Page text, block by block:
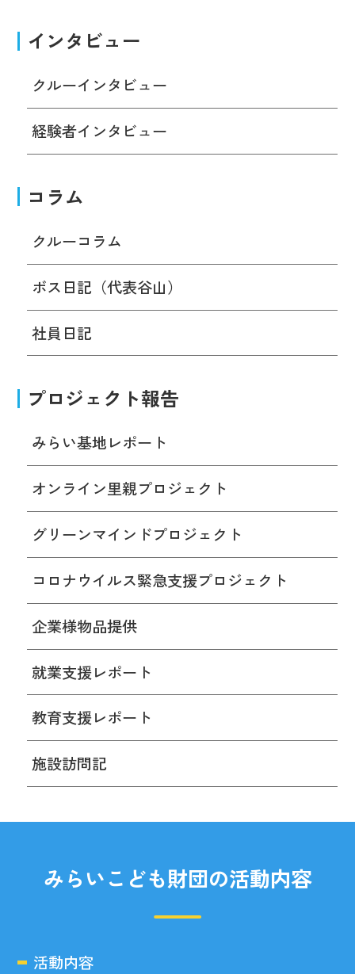
インタビュー
クルーインタビュー
経験者インタビュー
コラム
クルーコラム
ボス日記（代表谷山）
社員日記
プロジェクト報告
みらい基地レポート
オンライン里親プロジェクト
グリーンマインドプロジェクト
コロナウイルス緊急支援プロジェクト
企業様物品提供
就業支援レポート
教育支援レポート
施設訪問記
みらいこども財団の活動内容
活動内容